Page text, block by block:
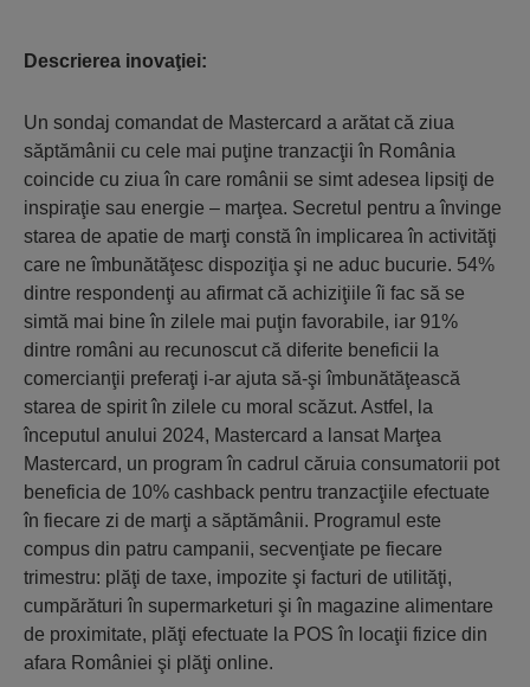
Descrierea inovaţiei:
Un sondaj comandat de Mastercard a arătat că ziua
săptămânii cu cele mai puţine tranzacţii în România
coincide cu ziua în care românii se simt adesea lipsiţi de
inspiraţie sau energie – marţea. Secretul pentru a învinge
starea de apatie de marţi constă în implicarea în activităţi
care ne îmbunătăţesc dispoziţia şi ne aduc bucurie. 54%
dintre respondenţi au afirmat că achiziţiile îi fac să se
simtă mai bine în zilele mai puţin favorabile, iar 91%
dintre români au recunoscut că diferite beneficii la
comercianţii preferaţi i-ar ajuta să-şi îmbunătăţească
starea de spirit în zilele cu moral scăzut. Astfel, la
începutul anului 2024, Mastercard a lansat Marţea
Mastercard, un program în cadrul căruia consumatorii pot
beneficia de 10% cashback pentru tranzacţiile efectuate
în fiecare zi de marţi a săptămânii. Programul este
compus din patru campanii, secvenţiate pe fiecare
trimestru: plăţi de taxe, impozite şi facturi de utilităţi,
cumpărături în supermarketuri şi în magazine alimentare
de proximitate, plăţi efectuate la POS în locaţii fizice din
afara României şi plăţi online.